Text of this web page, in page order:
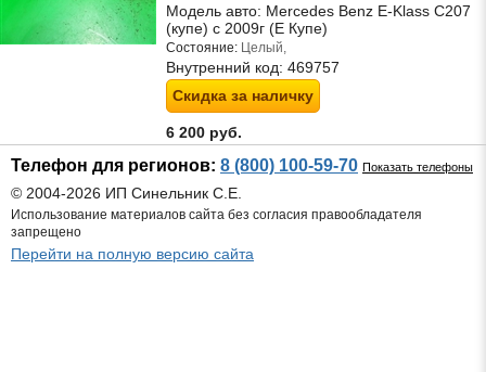
Модель авто: Mercedes Benz E-Klass C207
(купе) с 2009г (Е Купе)
Состояние: Целый,
Внутренний код: 469757
Скидка за наличку
6 200 руб.
Телефон для регионов: 8 (800) 100-59-70 Показать телефоны
© 2004-2026 ИП Синельник С.Е.
Использование материалов сайта без согласия правообладателя
запрещено
Перейти на полную версию сайта